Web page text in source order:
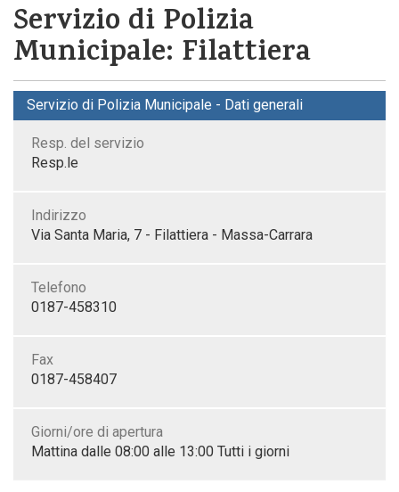
Servizio di Polizia
Municipale: Filattiera
Servizio di Polizia Municipale - Dati generali
Resp. del servizio
Resp.le
Indirizzo
Via Santa Maria, 7 - Filattiera - Massa-Carrara
Telefono
0187-458310
Fax
0187-458407
Giorni/ore di apertura
Mattina dalle 08:00 alle 13:00 Tutti i giorni